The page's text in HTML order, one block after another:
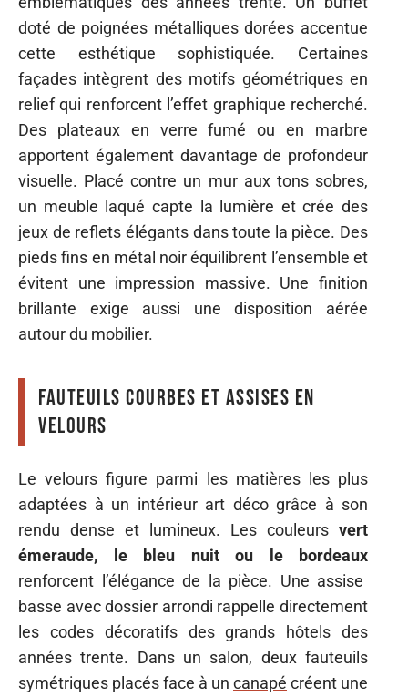
doté de poignées métalliques dorées accentue
cette esthétique sophistiquée. Certaines
façades intègrent des motifs géométriques en
relief qui renforcent l’effet graphique recherché.
Des plateaux en verre fumé ou en marbre
apportent également davantage de profondeur
visuelle. Placé contre un mur aux tons sobres,
un meuble laqué capte la lumière et crée des
jeux de reflets élégants dans toute la pièce. Des
pieds fins en métal noir équilibrent l’ensemble et
évitent une impression massive. Une finition
brillante exige aussi une disposition aérée
autour du mobilier.
Fauteuils courbes et assises en
velours
Le velours figure parmi les matières les plus
adaptées à un intérieur art déco grâce à son
rendu dense et lumineux. Les couleurs vert
émeraude, le bleu nuit ou le bordeaux
renforcent l’élégance de la pièce. Une assise
basse avec dossier arrondi rappelle directement
les codes décoratifs des grands hôtels des
années trente. Dans un salon, deux fauteuils
symétriques placés face à un canapé créent une